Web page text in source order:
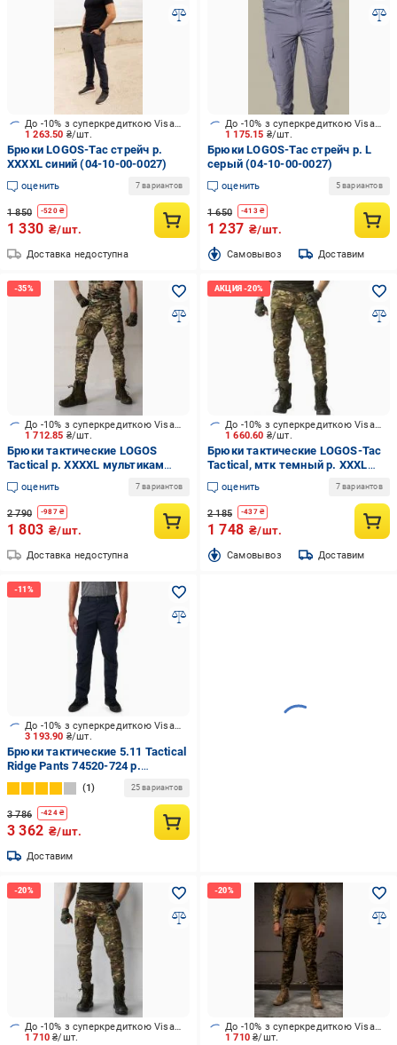
1 263.50 ₴/шт.
До -10% з суперкредиткою Visa Вигода
Брюки LOGOS-Tac стрейч р.
XXXXL синий (04-10-00-0027)
оценить 7 вариантов
1 850 -520₴
1 330 ₴/шт.
Доставка недоступна
1 175.15 ₴/шт.
До -10% з суперкредиткою Visa Вигода
Брюки LOGOS-Tac стрейч р. L
серый (04-10-00-0027)
оценить 5 вариантов
1 650 -413₴
1 237 ₴/шт.
Cамовывоз Доставим
1 712.85 ₴/шт.
До -10% з суперкредиткою Visa Вигода
Брюки тактические LOGOS
Tactical р. XXXXL мультикам
светлый (04-10-00-0007)
оценить 7 вариантов
2 790 -987₴
1 803 ₴/шт.
Доставка недоступна
1 660.60 ₴/шт.
До -10% з суперкредиткою Visa Вигода
Брюки тактические LOGOS-Tac
Tactical, мтк темный р. XXXL
(04-10-00-0007)
оценить 7 вариантов
2 185 -437₴
1 748 ₴/шт.
Cамовывоз Доставим
3 193.90 ₴/шт.
До -10% з суперкредиткою Visa Вигода
Брюки тактические 5.11 Tactical
Ridge Pants 74520-724 р.
W31/L36 dark navy
1 25 вариантов
3 786 -424₴
3 362 ₴/шт.
Доставим
1 710₴/шт.
До -10% з суперкредиткою Visa Вигода
1 710₴/шт.
До -10% з суперкредиткою Visa Вигода